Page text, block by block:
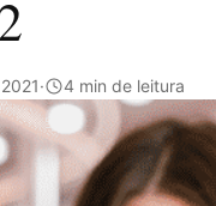
· 4 min de leitura